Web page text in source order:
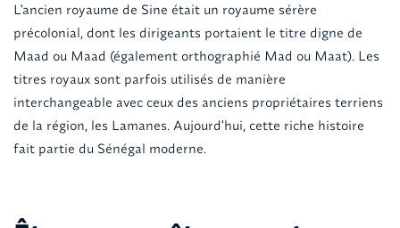
L'ancien royaume de Sine était un royaume sérère
précolonial, dont les dirigeants portaient le titre digne de
Maad ou Maad (également orthographié Mad ou Maat). Les
titres royaux sont parfois utilisés de manière
interchangeable avec ceux des anciens propriétaires terriens
de la région, les Lamanes. Aujourd'hui, cette riche histoire
fait partie du Sénégal moderne.